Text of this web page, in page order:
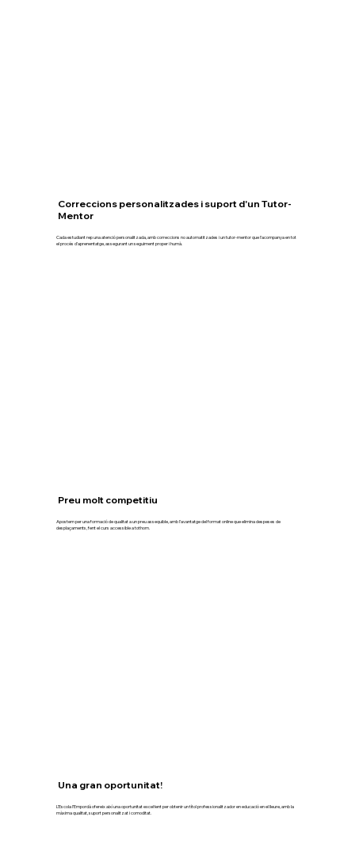
Correccions personalitzades i suport d'un Tutor-
Mentor
Cada estudiant rep una atenció personalitzada, amb correccions no automatitzades i un tutor-mentor que l’acompanya en tot
el procés d’aprenentatge, assegurant un seguiment proper i humà.
Preu molt competitiu
Apostem per una formació de qualitat a un preu assequible, amb l’avantatge del format online que elimina despeses de
desplaçaments, fent el curs accessible a tothom.
Una gran oportunitat!
L’Escola l’Empordà ofereix així una oportunitat excel·lent per obtenir un títol professionalitzador en educació en el lleure, amb la
màxima qualitat, suport personalitzat i comoditat.